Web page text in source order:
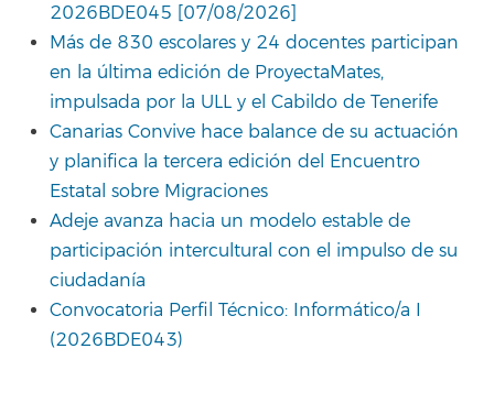
2026BDE045 [07/08/2026]
Más de 830 escolares y 24 docentes participan
en la última edición de ProyectaMates,
impulsada por la ULL y el Cabildo de Tenerife
Canarias Convive hace balance de su actuación
y planifica la tercera edición del Encuentro
Estatal sobre Migraciones
Adeje avanza hacia un modelo estable de
participación intercultural con el impulso de su
ciudadanía
Convocatoria Perfil Técnico: Informático/a I
(2026BDE043)